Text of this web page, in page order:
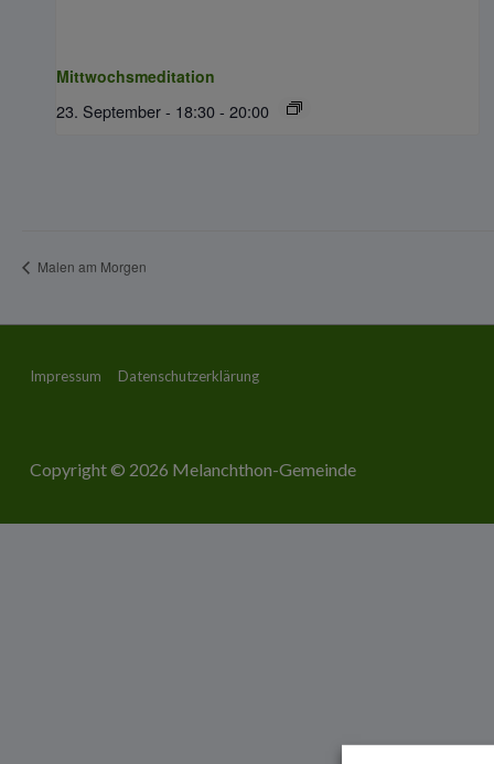
Mittwochsmeditation
23. September - 18:30- 20:00
Malen am Morgen
Footer-
Impressum Datenschutzerklärung
Copyright © 2026 Melanchthon-Gemeinde